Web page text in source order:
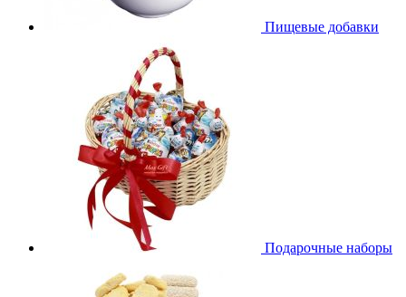
Пищевые добавки
Подарочные наборы